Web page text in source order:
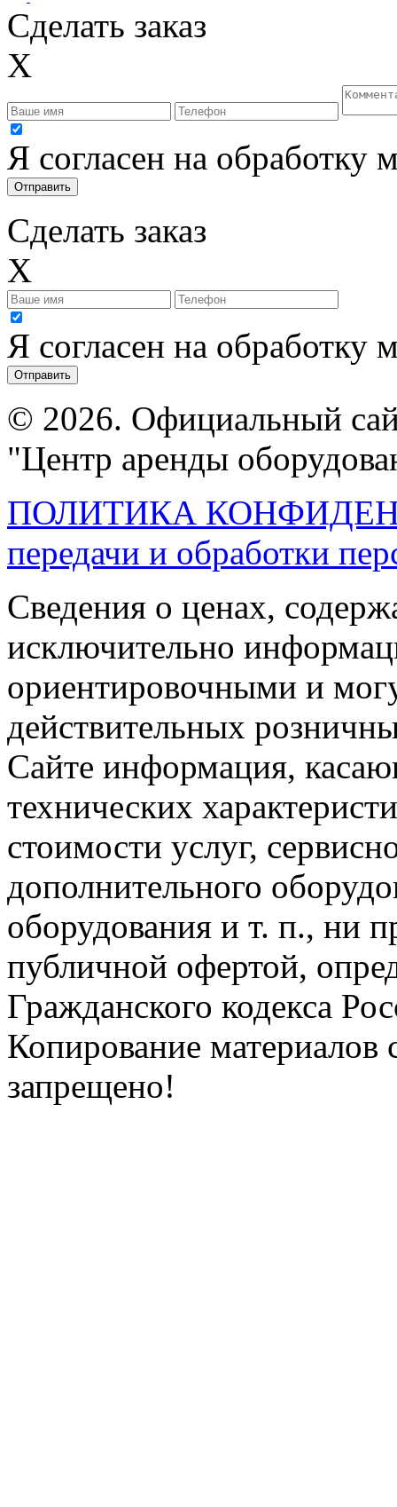
Сделать заказ
X
Я согласен на
Сделать заказ
X
Я согласен на
© 2026. Официальный
"Центр аренды
ПОЛИТИКА
передачи и обработки
Сведения о ценах,
исключительно
ориентировочными и
действительных
Сайте информация,
технических
стоимости услуг,
дополнительного
оборудования и т. п., ни
публичной офертой,
Гражданского кодекса
Копирование материалов
запрещено!